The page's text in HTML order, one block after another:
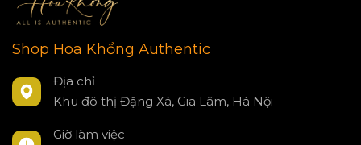
Shop Hoa Khổng Authentic
Địa chỉ
Khu đô thị Đặng Xá, Gia Lâm, Hà Nội
Giờ làm việc